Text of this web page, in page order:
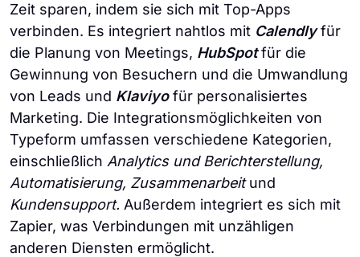
Zeit sparen, indem sie sich mit Top-Apps
verbinden. Es integriert nahtlos mit Calendlyfür
die Planung von Meetings, HubSpotfür die
Gewinnung von Besuchern und die Umwandlung
von Leads und Klaviyofür personalisiertes
Marketing. Die Integrationsmöglichkeiten von
Typeform umfassen verschiedene Kategorien,
einschließlich Analytics und Berichterstellung,
Automatisierung, Zusammenarbeitund
Kundensupport. Außerdem integriert es sich mit
Zapier, was Verbindungen mit unzähligen
anderen Diensten ermöglicht.